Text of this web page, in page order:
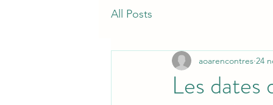
All Posts
Les
aoarencontres 24